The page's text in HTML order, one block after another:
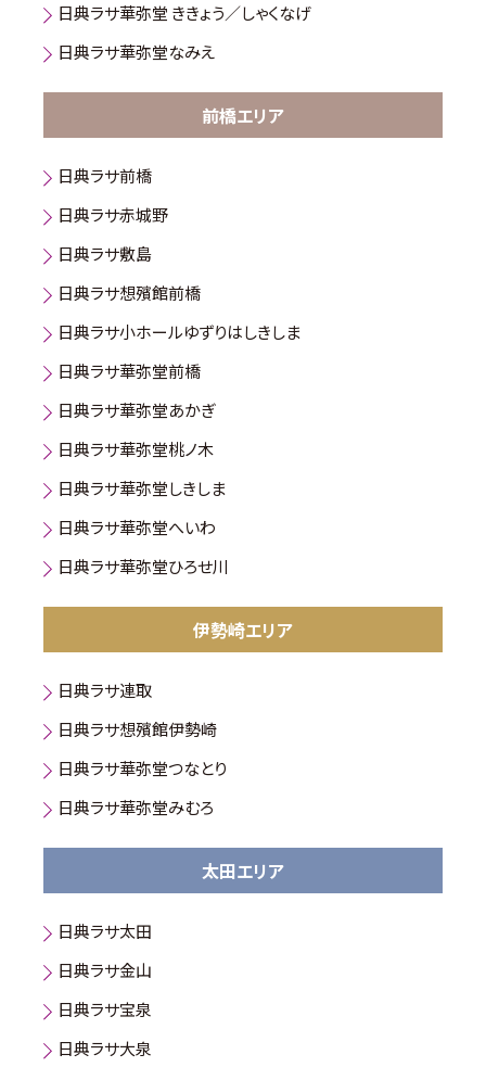
日典ラサ華弥堂 ききょう／しゃくなげ
日典ラサ華弥堂なみえ
前橋エリア
日典ラサ前橋
日典ラサ赤城野
日典ラサ敷島
日典ラサ想殯館前橋
日典ラサ小ホールゆずりはしきしま
日典ラサ華弥堂前橋
日典ラサ華弥堂あかぎ
日典ラサ華弥堂桃ノ木
日典ラサ華弥堂しきしま
日典ラサ華弥堂へいわ
日典ラサ華弥堂ひろせ川
伊勢崎エリア
日典ラサ連取
日典ラサ想殯館伊勢崎
日典ラサ華弥堂つなとり
日典ラサ華弥堂みむろ
太田エリア
日典ラサ太田
日典ラサ金山
日典ラサ宝泉
日典ラサ大泉